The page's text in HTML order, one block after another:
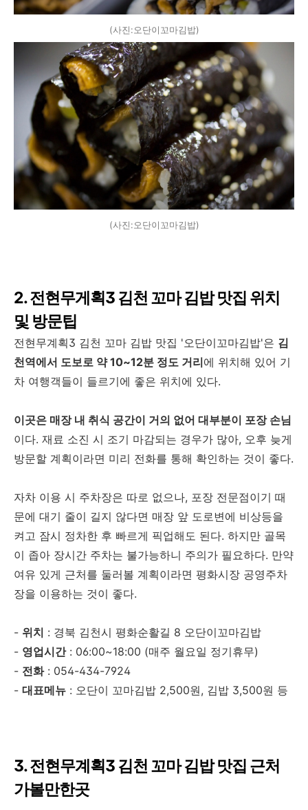
(사진:오단이꼬마김밥)
(사진:오단이꼬마김밥)
2. 전현무게획3 김천 꼬마 김밥 맛집 위치
및 방문팁
전현무계획3 김천 꼬마 김밥 맛집 '오단이꼬마김밥'은 김
천역에서 도보로 약 10~12분 정도 거리에 위치해 있어 기
차 여행객들이 들르기에 좋은 위치에 있다.
이곳은 매장 내 취식 공간이 거의 없어 대부분이 포장 손님
이다. 재료 소진 시 조기 마감되는 경우가 많아, 오후 늦게
방문할 계획이라면 미리 전화를 통해 확인하는 것이 좋다.
자차 이용 시 주차장은 따로 없으나, 포장 전문점이기 때
문에 대기 줄이 길지 않다면 매장 앞 도로변에 비상등을
켜고 잠시 정차한 후 빠르게 픽업해도 된다. 하지만 골목
이 좁아 장시간 주차는 불가능하니 주의가 필요하다. 만약
여유 있게 근처를 둘러볼 계획이라면 평화시장 공영주차
장을 이용하는 것이 좋다.
- 위치 : 경북 김천시 평화순활길 8 오단이꼬마김밥
- 영업시간: 06:00~18:00 (매주 월요일 정기휴무)
- 전화: 054-434-7924
- 대표메뉴 : 오단이 꼬마김밥 2,500원, 김밥 3,500원 등
3. 전현무계획3 김천 꼬마 김밥 맛집 근처
가볼만한곳